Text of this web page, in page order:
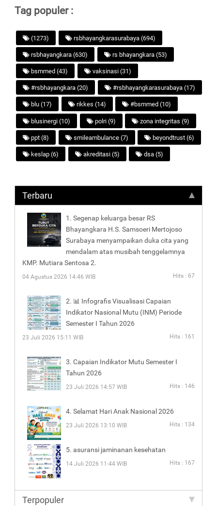
Tag populer :
(1273) rsbhayangkarasurabaya (694)
rsbhayangkara (630) rs bhayangkara (53)
bsmmed (43) vaksinasi (31)
#rsbhayangkara (20) #rsbhayangkarasurabaya (17)
blu (17) rikkes (14) #bsmmed (10)
blusinergi (10) polri (9) zona integritas (9)
ppt (8) smileambulance (7) beyondtrust (6)
keslap (6) akreditasi (5) dsa (5)
Terbaru
1. Segenap keluarga besar RS
Bhayangkara H.S. Samsoeri Mertojoso
Surabaya menyampaikan duka cita yang
mendalam atas musibah tenggelamnya
KMP. Mutiara Sentosa 2.
04 Agustus 2026 14:46 WIB Hits : 67
2. 📊 Infografis Visualisasi Capaian
Indikator Nasional Mutu (INM) Periode
Semester I Tahun 2026
23 Juli 2026 15:11 WIB Hits : 161
3. Capaian Indikator Mutu Semester I
Tahun 2026
23 Juli 2026 14:57 WIB Hits : 146
4. Selamat Hari Anak Nasional 2026
23 Juli 2026 13:10 WIB Hits : 134
5. asuransi jaminanan kesehatan
14 Juli 2026 11:44 WIB Hits : 167
Terpopuler